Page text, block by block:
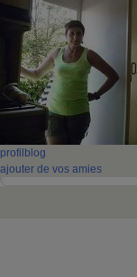
profil blog
ajouter de vos amies